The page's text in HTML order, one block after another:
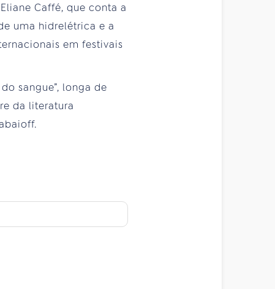
Caffé, que conta a
uma hidrelétrica e a
em festivais
sangue”, longa de
da literatura